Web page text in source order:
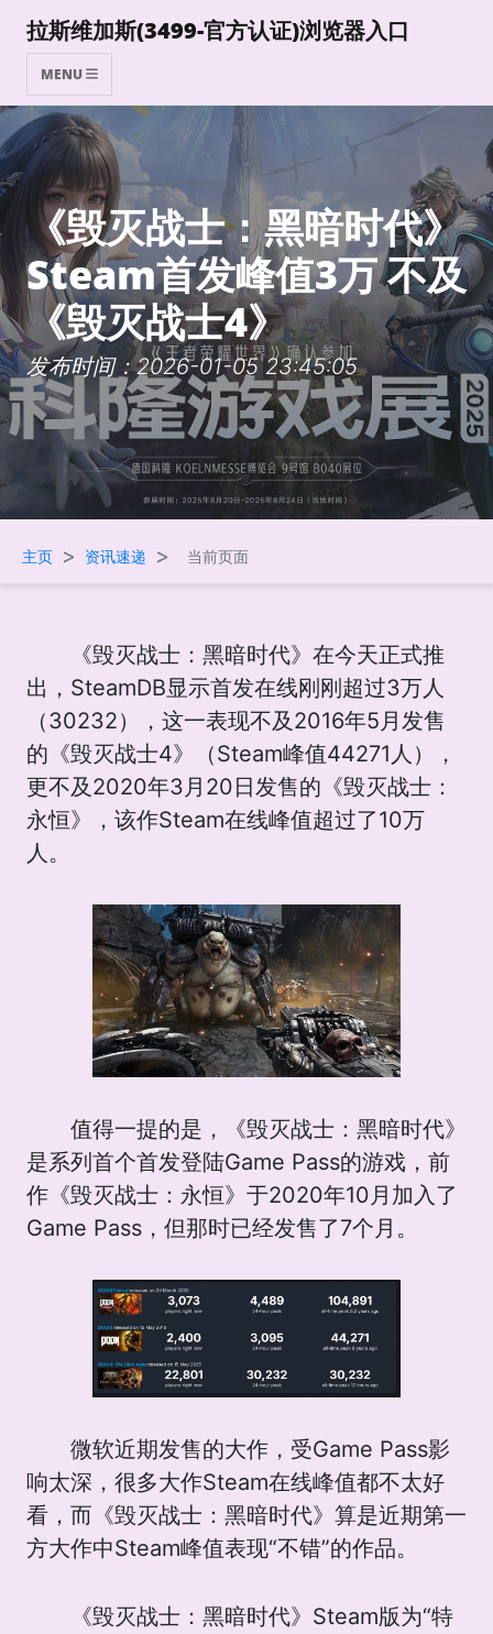
拉斯维加斯(3499-官方认证)浏览器入口
MENU
《毁灭战士：黑暗时代》
Steam首发峰值3万 不及
《毁灭战士4》
发布时间：2026-01-05 23:45:05
主页 > 资讯速递 > 当前页面
《毁灭战士：黑暗时代》在今天正式推
出，SteamDB显示首发在线刚刚超过3万人
（30232），这一表现不及2016年5月发售
的《毁灭战士4》（Steam峰值44271人），
更不及2020年3月20日发售的《毁灭战士：
永恒》，该作Steam在线峰值超过了10万
人。
值得一提的是，《毁灭战士：黑暗时代》
是系列首个首发登陆Game Pass的游戏，前
作《毁灭战士：永恒》于2020年10月加入了
Game Pass，但那时已经发售了7个月。
微软近期发售的大作，受Game Pass影
响太深，很多大作Steam在线峰值都不太好
看，而《毁灭战士：黑暗时代》算是近期第一
方大作中Steam峰值表现“不错”的作品。
《毁灭战士：黑暗时代》Steam版为“特